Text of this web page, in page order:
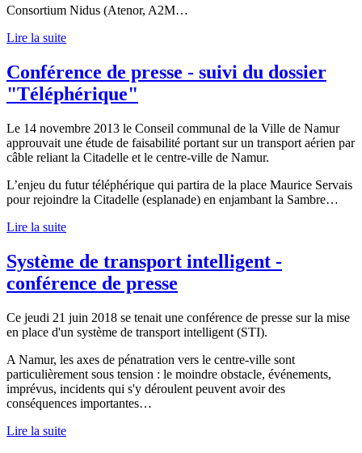
Consortium Nidus (Atenor, A2M…
Lire la suite
Conférence de presse - suivi du dossier
"Téléphérique"
Le 14 novembre 2013 le Conseil communal de la Ville de Namur
approuvait une étude de faisabilité portant sur un transport aérien par
câble reliant la Citadelle et le centre-ville de Namur.
L’enjeu du futur téléphérique qui partira de la place Maurice Servais
pour rejoindre la Citadelle (esplanade) en enjambant la Sambre…
Lire la suite
Système de transport intelligent -
conférence de presse
Ce jeudi 21 juin 2018 se tenait une conférence de presse sur la mise
en place d'un système de transport intelligent (STI).
A Namur, les axes de pénatration vers le centre-ville sont
particulièrement sous tension : le moindre obstacle, événements,
imprévus, incidents qui s'y déroulent peuvent avoir des
conséquences importantes…
Lire la suite